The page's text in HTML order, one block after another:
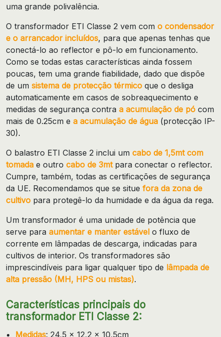
uma grande polivalência.
O transformador ETI Classe 2 vem com o condensador
e o arrancador incluídos, para que apenas tenhas que
conectá-lo ao reflector e pô-lo em funcionamento.
Como se todas estas características ainda fossem
poucas, tem uma grande fiabilidade, dado que dispõe
de um sistema de protecção térmico que o desliga
automaticamente em casos de sobreaquecimento e
medidas de segurança contra a acumulação de pó com
mais de 0.25cm e a acumulação de água (protecção IP-
30).
O balastro ETI Classe 2 inclui um cabo de 1,5mt com
tomada e outro cabo de 3mt para conectar o reflector.
Cumpre, também, todas as certificações de segurança
da UE. Recomendamos que se situe fora da zona de
cultivo para protegê-lo da humidade e da água da rega.
Um transformador é uma unidade de potência que
serve para aumentar e manter estável o fluxo de
corrente em lâmpadas de descarga, indicadas para
cultivos de interior. Os transformadores são
imprescindíveis para ligar qualquer tipo de lâmpada de
alta pressão (MH, HPS ou mistas).
Características principais do
transformador ETI Classe 2:
Medidas: 24,5 x 12,2 x 10,5cm